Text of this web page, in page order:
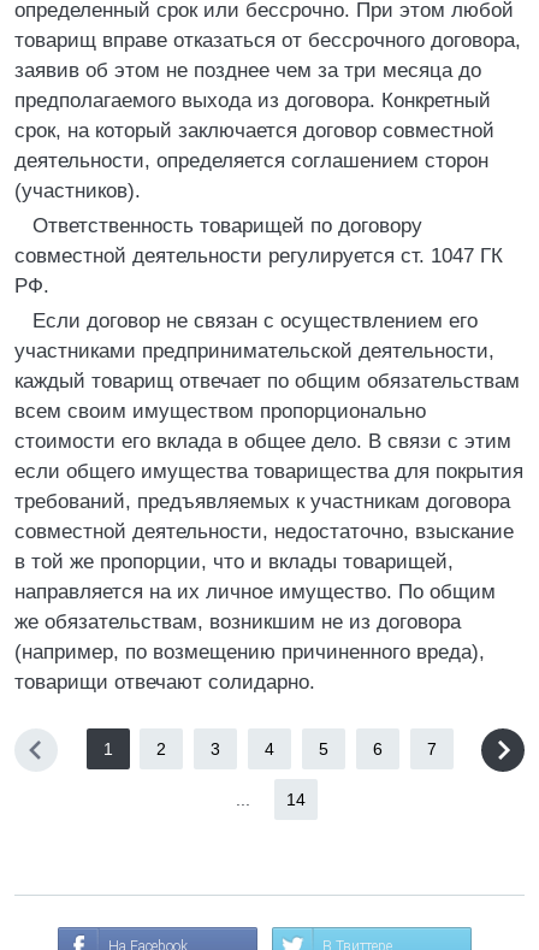
определенный срок или бессрочно. При этом любой
товарищ вправе отказаться от бессрочного договора,
заявив об этом не позднее чем за три месяца до
предполагаемого выхода из договора. Конкретный
срок, на который заключается договор совместной
деятельности, определяется соглашением сторон
(участников).
Ответственность товарищей по договору
совместной деятельности регулируется ст. 1047 ГК
РФ.
Если договор не связан с осуществлением его
участниками предпринимательской деятельности,
каждый товарищ отвечает по общим обязательствам
всем своим имуществом пропорционально
стоимости его вклада в общее дело. В связи с этим
если общего имущества товарищества для покрытия
требований, предъявляемых к участникам договора
совместной деятельности, недостаточно, взыскание
в той же пропорции, что и вклады товарищей,
направляется на их личное имущество. По общим
же обязательствам, возникшим не из договора
(например, по возмещению причиненного вреда),
товарищи отвечают солидарно.
1 2 3 4 5 6 7
14
На Facebook В Твиттере